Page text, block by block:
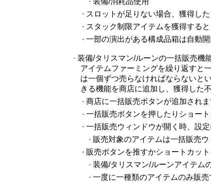
· スロットが足りない場合、獲得し
· スタック制限アイテムを獲得する
· 一部の演出がある構成品箱は自動
· 装備/タリスマン/ルーンの一括販売機
アイテムファーミングを繰り返すと
は一個ずつ売らなければならないと
きる機能を商店に追加し、獲得した
· 商店に一括販売ボタンが追加されま
· 一括販売ボタンを押したりショー
· 一括販売ウィンドウが開く時、設
· 販売対象のアイテムは一括販売
· 販売ボタンを推すかショートカッ
· 装備/タリスマン/ルーンアイテム
· 一度に一種類のアイテムのみ販売